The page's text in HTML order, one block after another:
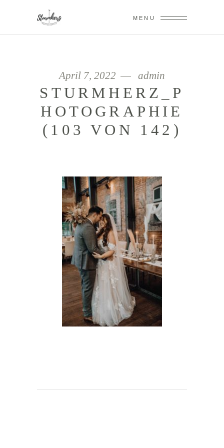
MENU
April 7, 2022 admin
STURMHERZ_P
HOTOGRAPHIE
(103 VON 142)